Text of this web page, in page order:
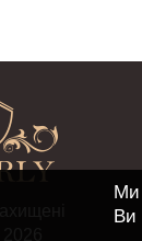
Ми
Ви